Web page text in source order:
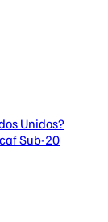
Unidos?
Sub-20